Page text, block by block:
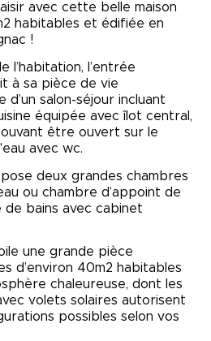
avec cette belle maison
habitables et édifiée en
!
l’habitation, l’entrée
à sa pièce de vie
d’un salon-séjour incluant
équipée avec îlot central,
être ouvert sur le
avec wc.
deux grandes chambres
ou chambre d’appoint de
de bains avec cabinet
une grande pièce
d’environ 40m2 habitables
chaleureuse, dont les
volets solaires autorisent
possibles selon vos